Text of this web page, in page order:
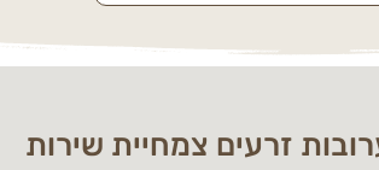
זרעים צמחיית שירות